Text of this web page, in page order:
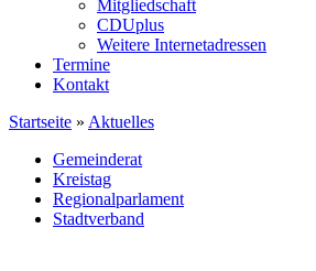
Mitgliedschaft
CDUplus
Weitere Internetadressen
Termine
Kontakt
Startseite » Aktuelles
Gemeinderat
Kreistag
Regionalparlament
Stadtverband